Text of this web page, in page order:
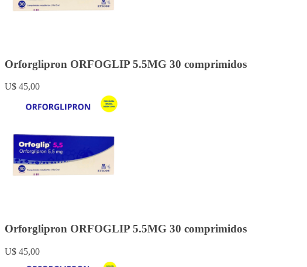
Orforglipron ORFOGLIP 5.5MG 30 comprimidos
U$ 45,00
Orforglipron ORFOGLIP 5.5MG 30 comprimidos
U$ 45,00